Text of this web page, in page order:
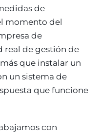
de
momento del
de
real de gestión de
que instalar un
un sistema de
que funcione
con